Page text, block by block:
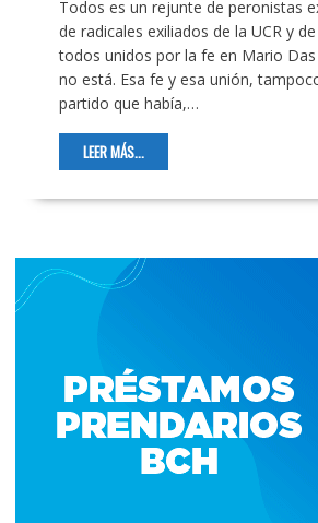
Todos es un rejunte de peronistas
de radicales exiliados de la UCR y
todos unidos por la fe en Mario
no está. Esa fe y esa unión,
partido que había,…
LEER MÁS...